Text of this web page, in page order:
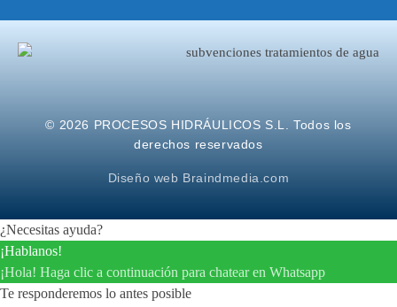
© 2026 PROCESOS HIDRÁULICOS S.L. Todos los
derechos reservados
Diseño web Braindmedia.com
¿Necesitas ayuda?
¡Hablanos!
¡Hola! Haga clic a continuación para chatear en Whatsapp
Te responderemos lo antes posible